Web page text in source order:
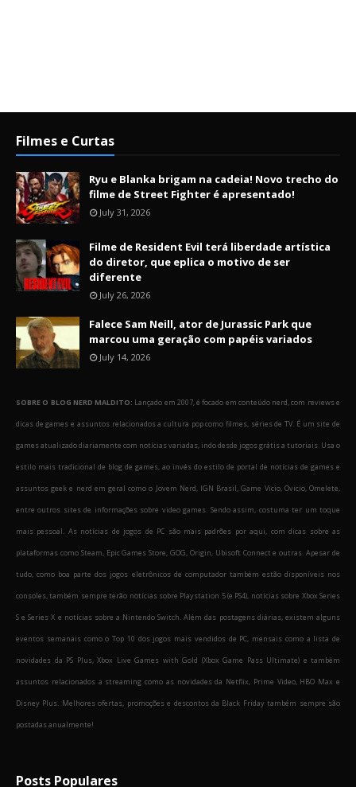
Filmes e Curtas
Ryu e Blanka brigam na cadeia! Novo trecho do
filme de Street Fighter é apresentado!
July 31, 2026
Filme de Resident Evil terá liberdade artística
do diretor, que eplica o motivo de ser
diferente
July 26, 2026
Falece Sam Neill, ator de Jurassic Park que
marcou uma geração com papéis variados
July 14, 2026
SOBRE O BLOG NERD MALDITO: Lançado em 2007, é focado em conteúdo nerd, com reviews e
dicas de games e assuntos relacionados a cultura pop como filmes, séries de TV. É um site de
games atualizado diariamente com notícias variadas, indo desde jogos grátis a tutoriais. Usa o
estilo mais tradicional de blog de games, ao invés do estilo de portal de notícias de games e
assuntos geek e nerd em geral como o Jovem Nerd, IGN Brasil, Game Vicio, Ovicio, Omelete,
entre outros sites de informações sobre video games. Sendo assim, costuma ter um toque
mais pessoal. As notícias de jogos de PC são mais padrões por aqui, com dicas sobre as
plataformas como Steam, Epic Games Store, GOG, Origin, Ubisoft Connect e outras. Apesar de
tudo, como boa parte dos jogos eletrônicos de computador também estão disponíveis nos
consoles, também sempre terão notícias sobre Playstation 5 (e PS4), notícias sobre Xbox Series
S e Series X e notícias sobre a Nintendo Switch. Além das postagens diárias, existem alguns
eventos semanais como o Top 10 dos jogos mais vendidos de PC, mensais como a lista de
novidades da PS Plus, Xbox Live Games with Gold (Xbox Game Pass Ultimate) e também
assuntos relacionados a streaming como as novidades da Netflix, Prime Video, HBO Max e
Disney Plus. Melhores ofertas, promoções e descontos da Black Friday também sempre são
postadas anualmente!
Posts Populares